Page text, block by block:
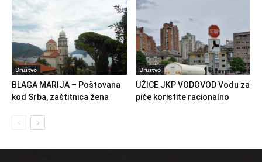
Društvo
BLAGA MARIJA – Poštovana
kod Srba, zaštitnica žena
Društvo
UŽICE JKP VODOVOD Vodu za
piće koristite racionalno